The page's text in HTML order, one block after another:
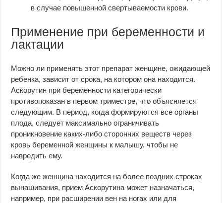
в случае повышенной свертываемости крови.
Применение при беременности и
лактации
Можно ли применять этот препарат женщине, ожидающей
ребенка, зависит от срока, на котором она находится.
Аскорутин при беременности категорически
противопоказан в первом триместре, что объясняется
следующим. В период, когда формируются все органы
плода, следует максимально ограничивать
проникновение каких-либо сторонних веществ через
кровь беременной женщины к малышу, чтобы не
навредить ему.
Когда же женщина находится на более поздних строках
вынашивания, прием Аскорутина может назначаться,
например, при расширении вен на ногах или для